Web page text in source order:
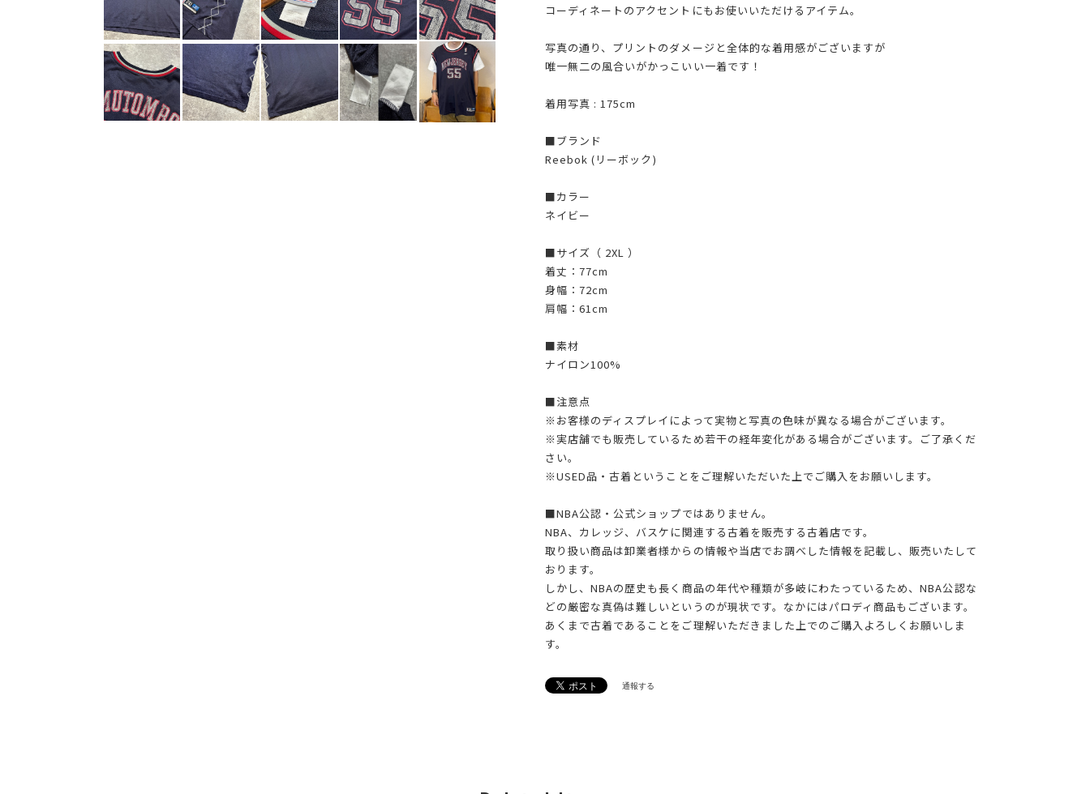
コーディネートのアクセントにもお使いいただけるアイテム。
写真の通り、プリントのダメージと全体的な着用感がございますが
唯一無二の風合いがかっこいい一着です！
着用写真 : 175cm
■ブランド
Reebok (リーボック)
■カラー
ネイビー
■サイズ（ 2XL ）
着丈：77cm
身幅：72cm
肩幅：61cm
■素材
ナイロン100%
■注意点
※お客様のディスプレイによって実物と写真の色味が異なる場合がございます。
※実店舗でも販売しているため若干の経年変化がある場合がございます。ご了承くだ
さい。
※USED品・古着ということをご理解いただいた上でご購入をお願いします。
■NBA公認・公式ショップではありません。
NBA、カレッジ、バスケに関連する古着を販売する古着店です。
取り扱い商品は卸業者様からの情報や当店でお調べした情報を記載し、販売いたして
おります。
しかし、NBAの歴史も長く商品の年代や種類が多岐にわたっているため、NBA公認な
どの厳密な真偽は難しいというのが現状です。なかにはパロディ商品もございます。
あくまで古着であることをご理解いただきました上でのご購入よろしくお願いしま
す。
通報する